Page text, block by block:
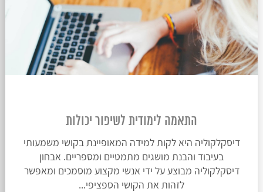
התאמה לימודית לשיפור יכולות
דיסקלקוליה היא לקות למידה המאופיינת בקושי משמעותי
בעיבוד והבנת מושגים מתמטיים ומספריים. אבחון
דיסקלקוליה מבוצע על ידי אנשי מקצוע מוסמכים ומאפשר
לזהות את הקושי הספציפי...